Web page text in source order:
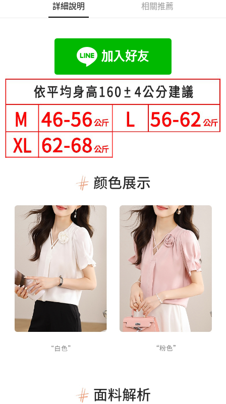
2.付款方式選擇「大哥付你分期」，訂單成立後會自動跳轉到大哥付的交易
4.訂單成立30分鐘內，如未前往確認交易或遇審核未通過，訂單將自動取
消。如遇「轉專審核」未通過狀況，表示未達大哥付你分期系統評分，恕無
1.分期款項不併入電信帳單，「大哥付你分期」於每月結算日後寄送繳費提
醒簡訊。
2.透過簡訊連結打開帳單後，可選擇「超商條碼／台灣大直營門市／銀行轉
帳／街口支付／iPASS MONEY」等通路繳費。
【注意事項】
1.本服務係由「台灣大哥大股份有限公司」（以下簡稱本公司）所提供，讓
用戶於交易時，得透過本服務購買商品或服務，並由商店將買賣／分期付款
買賣價金債權讓與本公司後，依約使用本公司帳單繳交帳款。
2.基於同意付款使用「大哥付你分期」之契約關係目的，商店將以您的個人
由本公司與您本人進行分期帳單所需資料之確認、核對及更正。
3.完整用戶服務條款，請詳閱以下連結：https://oppay.tw/userRule
【關於「AFTEE先享後付」】
２．便利：只要手機號碼，簡訊認證，即可結帳。
３．安心：先確認商品／服務後，再付款。
【「AFTEE先享後付」結帳流程】
１．於結帳方式選擇「AFTEE先享後付」後，將跳轉至「AFTEE先享後付」
結帳頁面，進行簡訊認證並確認金額後，即可完成結帳。
２．訂單成立數日內，您將收到繳費通知簡訊。
３．收到繳費通知簡訊後14天內，點擊此簡訊中的連結，可透過四大超商／
ATM／網路銀行／等多元方式進行付款，方視為交易完成。
購買商品的店家。未經商家同意取消之訂單仍視為有效，需透過AFTEE先享
後付繳納相關費用。
https://netprotections.freshdesk.com/support/home
１．透過由恩沛科技股份有限公司提供之「AFTEE先享後付」服務完成之交
易，需依本服務之必要範圍內提供個人資料，並將交易相關給付款項請求債
權轉讓予恩沛科技股份有限公司。
２．關於個人資料處理事宜，請瀏覽以下網址：
https://aftee.tw/terms/#terms3
３．未成年的使用者請事先徵得法定代理人或監護人之同意方可使用
「AFTEE先享後付」，若未經同意申辦者引起之損失，本公司不負相關責
任。
４．使用「AFTEE先享後付」時，將依據個別帳號之用戶狀況，依本公司即
時審查核予不同之上限額度；若仍有額度不足之情形，本公司將視審查結果
請求用戶進行身份認證。
５．嚴禁一人註冊多個帳號或使用他人資訊註冊。若發現惡意使用之情形，
恩沛科技股份有限公司將有權停止該用戶之使用額度並採取法律行動。
「Hami Point」為中華電信所提供之點數服務，可於會員專區綁定中華電信
會員帳號後，即可在購物車使用 Hami Point 折抵消費金額 (1點等於1元)。
運送方式
全家付款取貨
每筆NT$80，滿NT$699(含以上)免運費
付款後全家取貨
每筆NT$80，滿NT$699(含以上)免運費
每筆NT$80，滿NT$699(含以上)免運費
每筆NT$80，滿NT$699(含以上)免運費
付款後7-11取貨
每筆NT$80，滿NT$699(含以上)免運費
每筆NT$70，滿NT$699(含以上)免運費
離島-郵局寄送
每筆NT$90，滿NT$699(含以上)免運費
國家/地區配送
詳細說明 相關推薦